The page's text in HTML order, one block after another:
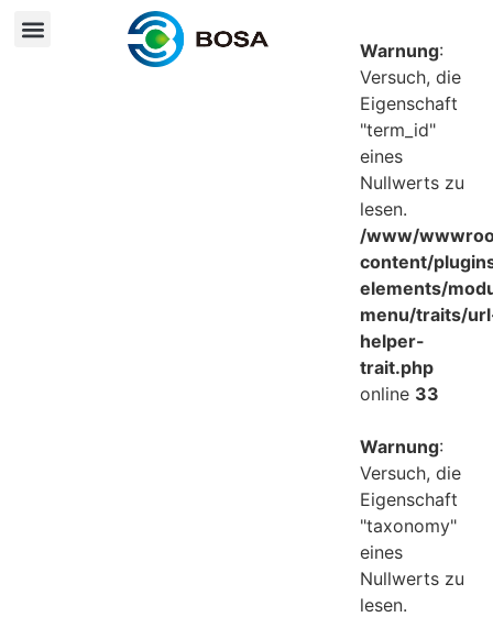
Warnung:
Versuch, die
Eigenschaft
"term_id"
eines
Nullwerts zu
lesen.
/www/
content/
elements/
menu/traits/
helper-
trait.php
online 33
Warnung:
Versuch, die
Eigenschaft
"taxonomy"
eines
Nullwerts zu
lesen.